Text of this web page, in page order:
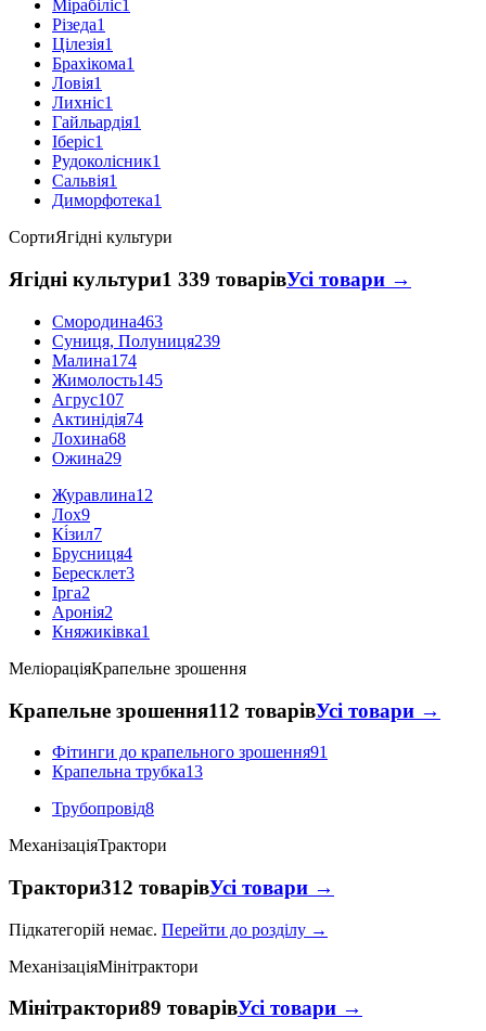
Мірабіліс1
Різеда1
Цілезія1
Брахікома1
Ловія1
Лихніс1
Гайльардія1
Іберіс1
Рудоколісник1
Сальвія1
Диморфотека1
СортиЯгідні культури
Ягідні культури1 339 товарівУсі товари →
Смородина463
Суниця, Полуниця239
Малина174
Жимолость145
Агрус107
Актинідія74
Лохина68
Ожина29
Журавлина12
Лох9
Кі́зил7
Брусниця4
Бересклет3
Ірга2
Аронія2
Княжиківка1
МеліораціяКрапельне зрошення
Крапельне зрошення112 товарівУсі товари →
Фітинги до крапельного зрошення91
Крапельна трубка13
Трубопровід8
МеханізаціяТрактори
Трактори312 товарівУсі товари →
Підкатегорій немає. Перейти до розділу →
МеханізаціяМінітрактори
Мінітрактори89 товарівУсі товари →